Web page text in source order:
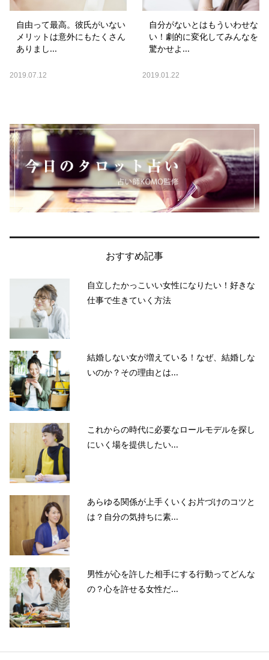
自由って最高。彼氏がいない
メリットは意外にもたくさん
ありまし...
2019.07.12
自分がないとはもういわせな
い！劇的に変化してみんなを
驚かせよ...
2019.01.22
おすすめ記事
自立したかっこいい女性になりたい！好きな
仕事で生きていく方法
結婚しない女が増えている！なぜ、結婚しな
いのか？その理由とは...
これからの時代に必要なロールモデルを探し
にいく場を提供したい...
あらゆる関係が上手くいくお片づけのコツと
は？自分の気持ちに素...
男性が心を許した相手にする行動ってどんな
の？心を許せる女性だ...